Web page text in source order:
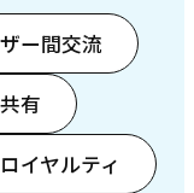
ー間交流
有
ロイヤルティ